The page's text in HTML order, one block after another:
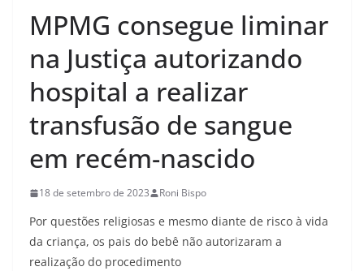
MPMG consegue liminar
na Justiça autorizando
hospital a realizar
transfusão de sangue
em recém-nascido
18 de setembro de 2023 Roni Bispo
Por questões religiosas e mesmo diante de risco à vida
da criança, os pais do bebê não autorizaram a
realização do procedimento